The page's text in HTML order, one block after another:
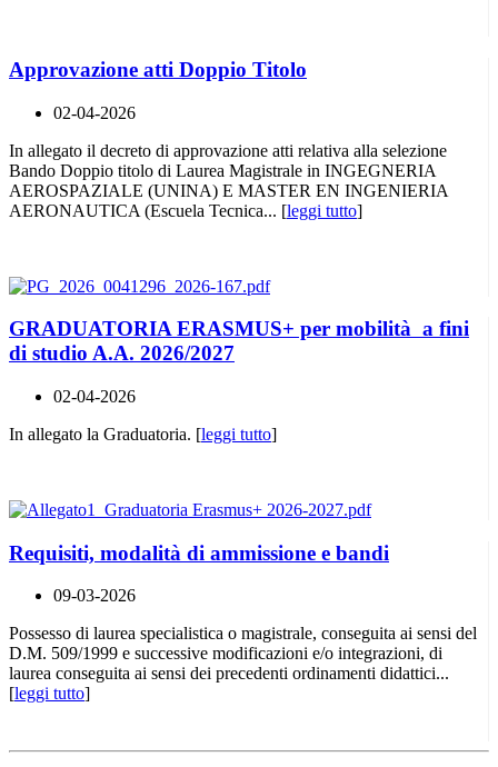
Approvazione atti Doppio Titolo
02-04-2026
In allegato il decreto di approvazione atti relativa alla selezione
Bando Doppio titolo di Laurea Magistrale in INGEGNERIA
AEROSPAZIALE (UNINA) E MASTER EN INGENIERIA
AERONAUTICA (Escuela Tecnica... [leggi tutto]
GRADUATORIA ERASMUS+ per mobilità a fini
di studio A.A. 2026/2027
02-04-2026
In allegato la Graduatoria. [leggi tutto]
Requisiti, modalità di ammissione e bandi
09-03-2026
Possesso di laurea specialistica o magistrale, conseguita ai sensi del
D.M. 509/1999 e successive modificazioni e/o integrazioni, di
laurea conseguita ai sensi dei precedenti ordinamenti didattici...
[leggi tutto]